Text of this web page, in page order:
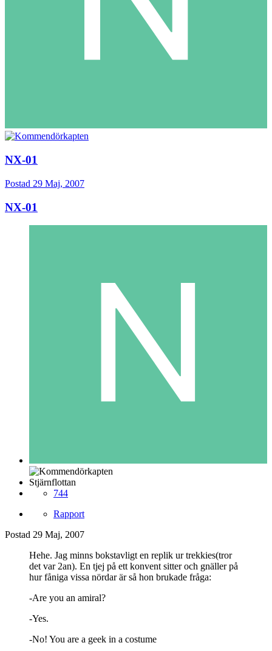
NX-01
Postad 29 Maj, 2007
NX-01
Stjärnflottan
744
Rapport
Postad 29 Maj, 2007
Hehe. Jag minns bokstavligt en replik ur trekkies(tror
det var 2an). En tjej på ett konvent sitter och gnäller på
hur fåniga vissa nördar är så hon brukade fråga:
-Are you an amiral?
-Yes.
-No! You are a geek in a costume